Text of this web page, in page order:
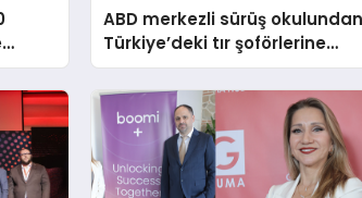
ABD merkezli sürüş
Türkiye’deki tır şoförlerine
davet